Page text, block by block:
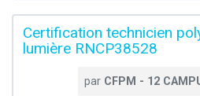
Certification technicien
lumière RNCP38528
par CFPM - 12